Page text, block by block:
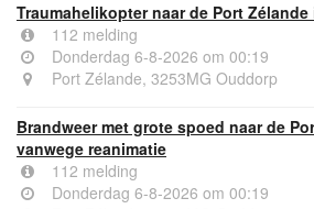
Traumahelikopter naar de Port
112 melding
Donderdag 6-8-2026 om 00:19
Port Zélande, 3253MG Ouddorp
Brandweer met grote spoed naar de
vanwege reanimatie
112 melding
Donderdag 6-8-2026 om 00:19